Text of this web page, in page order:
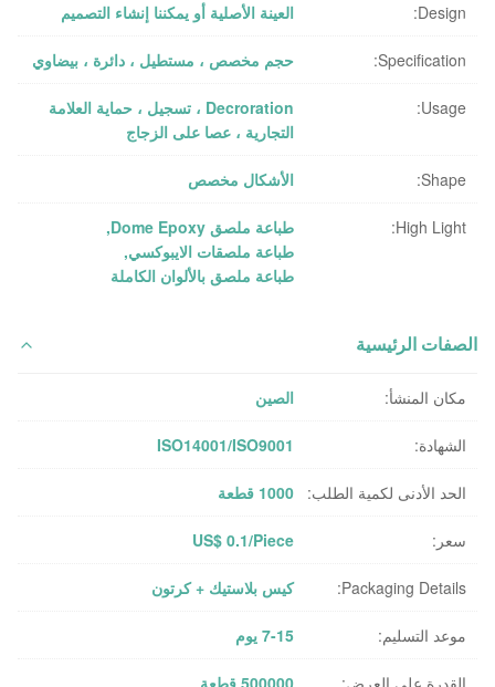
Design: العينة الأصلية أو يمكننا إنشاء التصميم
Specification: حجم مخصص ، مستطيل ، دائرة ، بيضاوي
Usage:
Decroration ، تسجيل ، حماية العلامة
التجارية ، عصا على الزجاج
Shape: الأشكال مخصص
High Light: طباعة ملصق Dome Epoxy
,
طباعة ملصقات الايبوكسي,
طباعة ملصق بالألوان الكاملة
الصفات الرئيسية
مكان المنشأ: الصين
الشهادة: ISO14001/ISO9001
الحد الأدنى لكمية الطلب: 1000 قطعة
سعر: US$ 0.1/Piece
Packaging Details: كيس بلاستيك + كرتون
موعد التسليم: 7-15 يوم